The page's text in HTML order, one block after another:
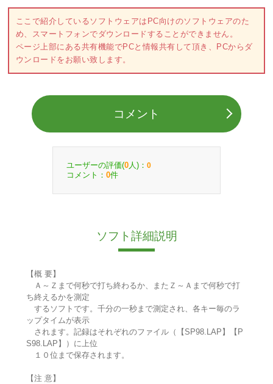
ここで紹介しているソフトウェアはPC向けのソフトウェアのた
め、スマートフォンでダウンロードすることができません。
ページ上部にある共有機能でPCと情報共有して頂き、PCからダ
ウンロードをお願い致します。
コメント
ユーザーの評価(0 人)： 0
コメント： 0件
ソフト詳細説明
【概 要】
Ａ～Ｚまで何秒で打ち終わるか、またＺ～Ａまで何秒で打
ち終えるかを測定
するソフトです。千分の一秒まで測定され、各キー毎のラ
ップタイムが表示
されます。記録はそれぞれのファイル（【SP98.LAP】【P
S98.LAP】）に上位
１０位まで保存されます。
【注 意】